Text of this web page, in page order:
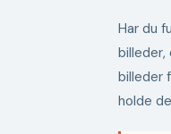
Har du
billeder,
billeder
holde